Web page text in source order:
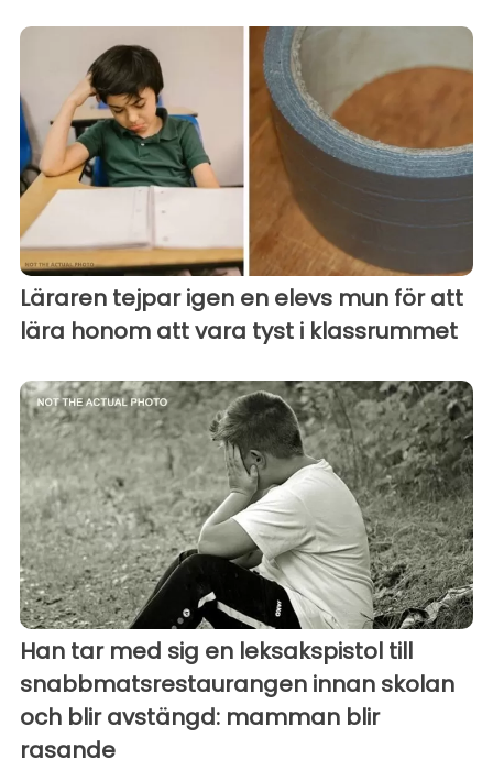
Läraren tejpar igen en elevs mun för att
lära honom att vara tyst i klassrummet
Han tar med sig en leksakspistol till
snabbmatsrestaurangen innan skolan
och blir avstängd: mamman blir
rasande